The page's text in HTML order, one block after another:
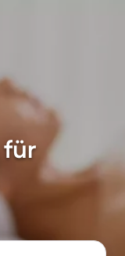
für